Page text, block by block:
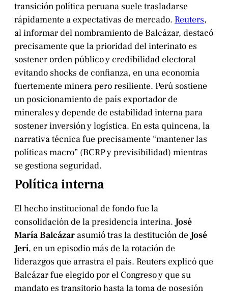
transición política peruana suele trasladarse
rápidamente a expectativas de mercado. Reuters,
al informar del nombramiento de Balcázar, destacó
precisamente que la prioridad del interinato es
sostener orden público y credibilidad electoral
evitando shocks de confianza, en una economía
fuertemente minera pero resiliente. Perú sostiene
un posicionamiento de país exportador de
minerales y depende de estabilidad interna para
sostener inversión y logística. En esta quincena, la
narrativa técnica fue precisamente “mantener las
políticas macro” (BCRP y previsibilidad) mientras
se gestiona seguridad.
Política interna
El hecho institucional de fondo fue la
consolidación de la presidencia interina. José
María Balcázar asumió tras la destitución de José
Jerí, en un episodio más de la rotación de
liderazgos que arrastra el país. Reuters explicó que
Balcázar fue elegido por el Congreso y que su
mandato es transitorio hasta la toma de posesión